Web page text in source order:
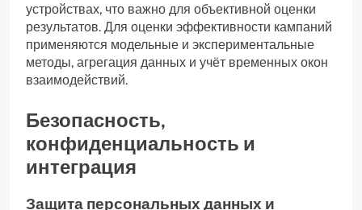
устройствах, что важно для объективной оценки
результатов. Для оценки эффективности кампаний
применяются модельные и экспериментальные
методы, агрегация данных и учёт временных окон
взаимодействий.
Безопасность,
конфиденциальность и
интеграция
Защита персональных данных и